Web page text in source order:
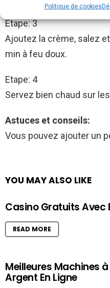
Politique de cookies
Etape: 3
Ajoutez la crème, salez
min à feu doux.
Etape: 4
Servez bien chaud sur
Astuces et conseils:
Vous pouvez ajouter un
YOU MAY ALSO LIKE
Casino Gratuits Avec
READ MORE
Meilleures Machines
Argent En Ligne